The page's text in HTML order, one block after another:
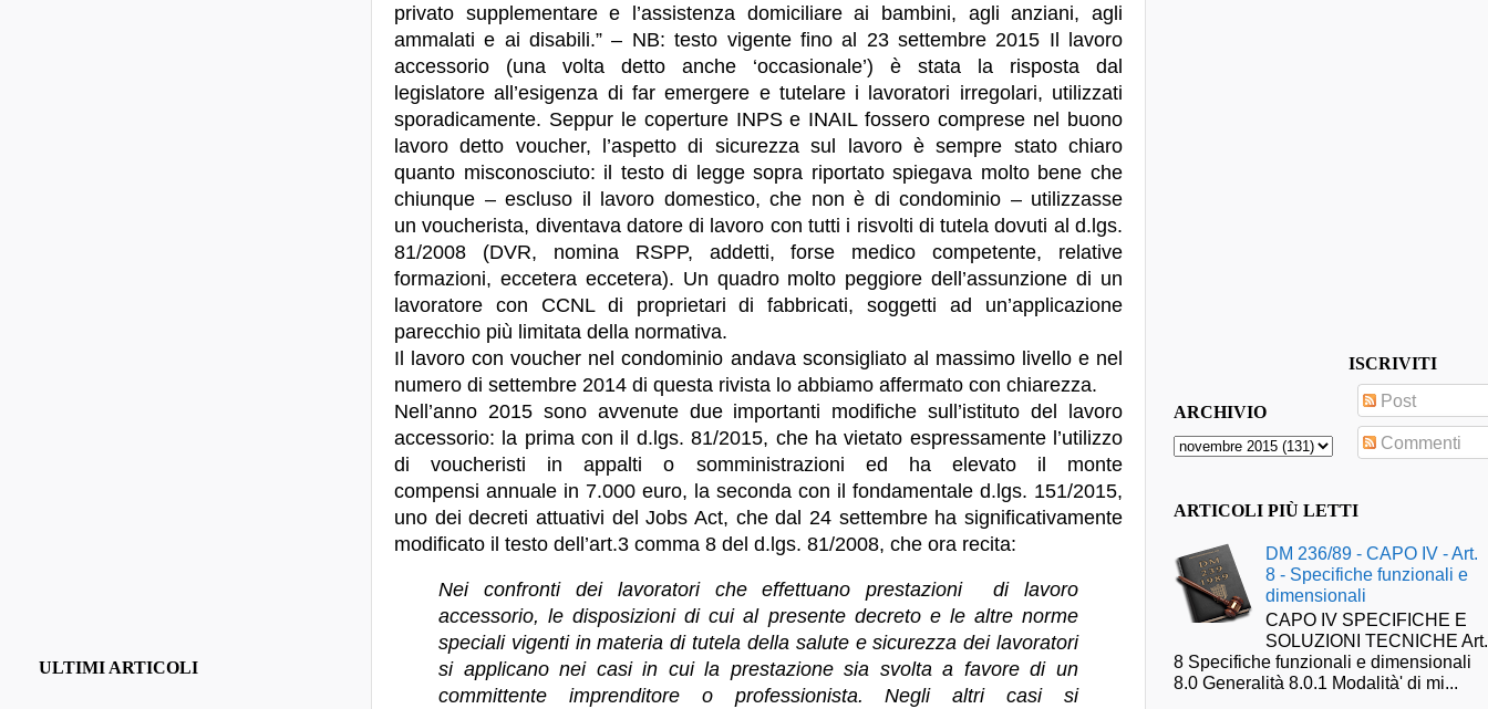
privato supplementare e l’assistenza domiciliare ai bambini, agli anziani, agli
ammalati e ai disabili.” – NB: testo vigente fino al 23 settembre 2015 Il lavoro
accessorio (una volta detto anche ‘occasionale’) è stata la risposta dal
legislatore all’esigenza di far emergere e tutelare i lavoratori irregolari, utilizzati
sporadicamente. Seppur le coperture INPS e INAIL fossero comprese nel buono
lavoro detto voucher, l’aspetto di sicurezza sul lavoro è sempre stato chiaro
quanto misconosciuto: il testo di legge sopra riportato spiegava molto bene che
chiunque – escluso il lavoro domestico, che non è di condominio – utilizzasse
un voucherista, diventava datore di lavoro con tutti i risvolti di tutela dovuti al d.lgs.
81/2008 (DVR, nomina RSPP, addetti, forse medico competente, relative
formazioni, eccetera eccetera). Un quadro molto peggiore dell’assunzione di un
lavoratore con CCNL di proprietari di fabbricati, soggetti ad un’applicazione
parecchio più limitata della normativa.
Il lavoro con voucher nel condominio andava sconsigliato al massimo livello e nel
numero di settembre 2014 di questa rivista lo abbiamo affermato con chiarezza.
Nell’anno 2015 sono avvenute due importanti modifiche sull’istituto del lavoro
accessorio: la prima con il d.lgs. 81/2015, che ha vietato espressamente l’utilizzo
di voucheristi in appalti o somministrazioni ed ha elevato il monte
compensi annuale in 7.000 euro, la seconda con il fondamentale d.lgs. 151/2015,
uno dei decreti attuativi del Jobs Act, che dal 24 settembre ha significativamente
modificato il testo dell’art.3 comma 8 del d.lgs. 81/2008, che ora recita:
Nei confronti dei lavoratori che effettuano prestazioni di lavoro
accessorio, le disposizioni di cui al presente decreto e le altre norme
speciali vigenti in materia di tutela della salute e sicurezza dei lavoratori
si applicano nei casi in cui la prestazione sia svolta a favore di un
committente imprenditore o professionista. Negli altri casi si
ULTIMI ARTICOLI
ARCHIVIO
ISCRIVITI
Post
Commenti
ARTICOLI PIÙ LETTI
DM 236/89 - CAPO IV - Art.
8 - Specifiche funzionali e
dimensionali
CAPO IV SPECIFICHE E
SOLUZIONI TECNICHE Art.
8 Specifiche funzionali e dimensionali
8.0 Generalità 8.0.1 Modalità' di mi...